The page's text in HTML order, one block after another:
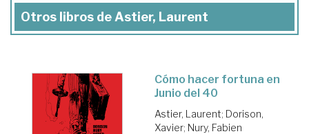
Otros libros de Astier, Laurent
Cómo hacer fortuna en
Junio del 40
Astier, Laurent; Dorison,
Xavier; Nury, Fabien